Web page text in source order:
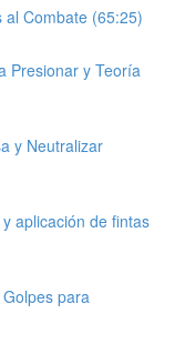
Combate (65:25)
Presionar y Teoría
y Neutralizar
aplicación de fintas
para